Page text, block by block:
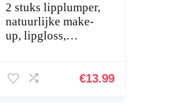
2 stuks lipplumper,
natuurlijke make-
up, lipgloss,
lippluim,
€13.99